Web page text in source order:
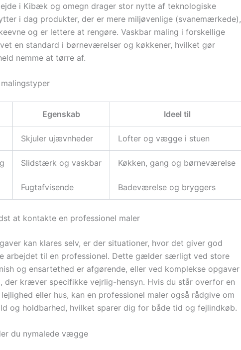
i Kibæk og omegn drager stor nytte af teknologiske
i dag produkter, der er mere miljøvenlige (svanemærkede),
og er lettere at rengøre. Vaskbar maling i forskellige
en standard i børneværelser og køkkener, hvilket gør
nemme at tørre af.
Egenskab Ideel til
Skjuler ujævnheder Lofter og vægge i stuen
Slidstærk og vaskbar Køkken, gang og børneværelse
Fugtafvisende Badeværelse og bryggers
at kontakte en professionel maler
kan klares selv, er der situationer, hvor det giver god
arbejdet til en professionel. Dette gælder særligt ved store
og ensartethed er afgørende, eller ved komplekse opgaver
der kræver specifikke vejrlig-hensyn. Hvis du står overfor en
eller hus, kan en professionel maler også rådgive om
og holdbarhed, hvilket sparer dig for både tid og fejlindkøb.
du nymalede vægge